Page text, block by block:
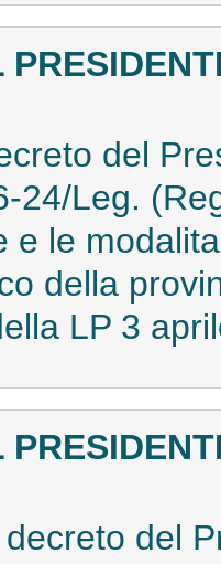
del
24/Leg.
e le
della
LP 3
del